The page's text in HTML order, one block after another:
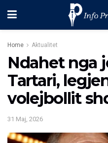
Home Aktualitet
Ndahet nga
Tartari,
volejbollit
31 Maj, 2026